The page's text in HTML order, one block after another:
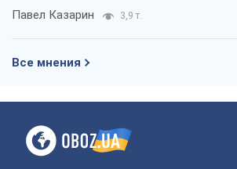
Павел Казарин 3,9 т.
Все мнения